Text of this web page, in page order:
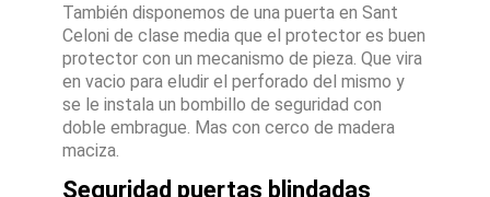
También disponemos de una puerta en Sant
Celoni de clase media que el protector es buen
protector con un mecanismo de pieza. Que vira
en vacio para eludir el perforado del mismo y
se le instala un bombillo de seguridad con
doble embrague. Mas con cerco de madera
maciza.
Seguridad puertas blindadas